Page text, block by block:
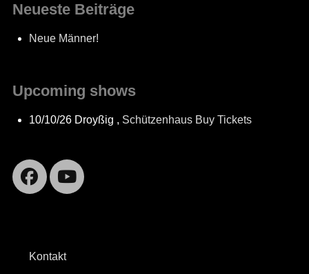
Neueste Beiträge
Neue Männer!
Upcoming shows
10/10/26 Droyßig , Schützenhaus Buy Tickets
Facebook
YouTube
Kontakt